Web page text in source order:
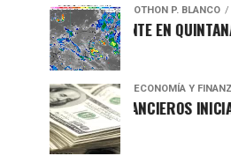
OTHON P. BLANCO
CLIMA SOFOCANTE EN QUINTANA ROO
ECONOMÍA Y
MERCADOS FINANCIEROS INICIAN